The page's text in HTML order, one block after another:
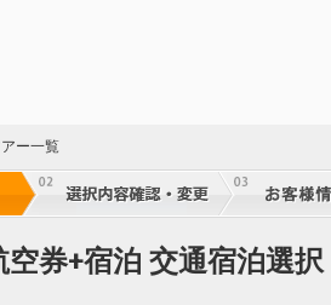
ー一覧
券+宿泊 交通宿泊選択